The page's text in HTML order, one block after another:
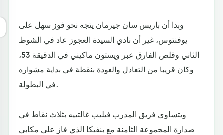
وبدا أن باريس سان جيرمان يتجه نحو فوز سهل على
يوفنتوس، غير أن نادي السيدة العجوز عاد في الشوط
الثاني وقلص الفارق عبر ويستون ماكيني في الدقيقة 53،
وكان قريبا من التعادل والعودة بنقطة في بداية مشواره
في البطولة.
ويتساوى فريق المدرب فيليب غالتييه بثلاث نقاط في
صدارة المجموعة الثامنة مع بنفيكا الذي فاز على مكابي